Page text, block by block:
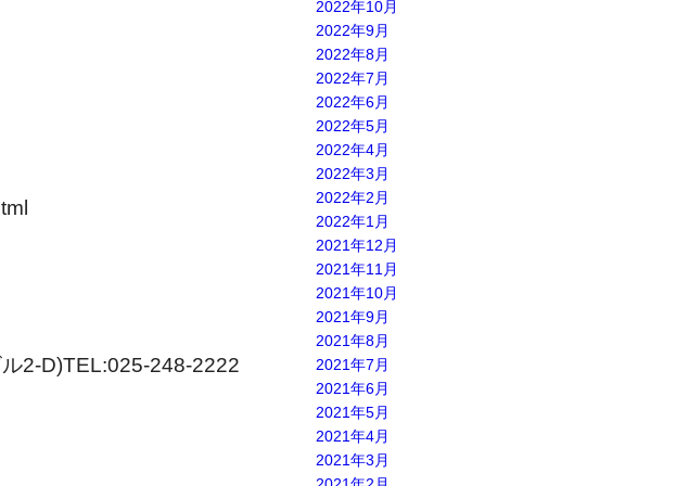
2-D)TEL:025-248-2222
2022年10月
2022年9月
2022年8月
2022年7月
2022年6月
2022年5月
2022年4月
2022年3月
2022年2月
2022年1月
2021年12月
2021年11月
2021年10月
2021年9月
2021年8月
2021年7月
2021年6月
2021年5月
2021年4月
2021年3月